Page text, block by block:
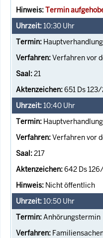
Termin
10:30 Uhr
Verfahren vor
21
651 Ds
10:40 Uhr
Verfahren vor
217
642 Ds
Nicht öffentlich
10:50 Uhr
Anhörungstermin